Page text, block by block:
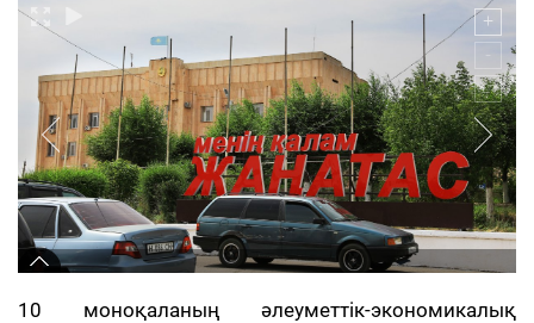
10 моноқаланың әлеуметтік-экономикалық